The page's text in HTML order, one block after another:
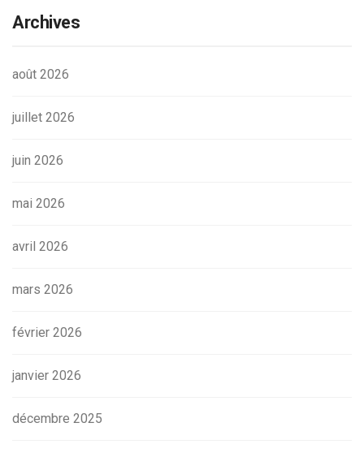
Archives
août 2026
juillet 2026
juin 2026
mai 2026
avril 2026
mars 2026
février 2026
janvier 2026
décembre 2025